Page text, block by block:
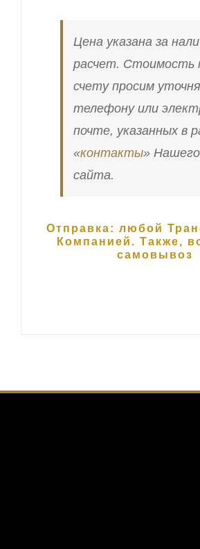
Цена указана за
расчет. Стоимость
счету просим
телефону или
почте, указанных в
«контакты» Нашего
сайта.
Отправка: любой
Компанией. Также,
самовывоз